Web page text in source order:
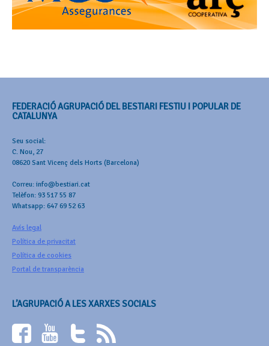
FEDERACIÓ AGRUPACIÓ DEL BESTIARI FESTIU I POPULAR DE
CATALUNYA
Seu social:
C. Nou, 27
08620 Sant Vicenç dels Horts (Barcelona)
Correu: info@bestiari.cat
Telèfon: 93 517 55 87
Whatsapp: 647 69 52 63
Avís legal
Política de privacitat
Política de cookies
Portal de transparència
L’AGRUPACIÓ A LES XARXES SOCIALS